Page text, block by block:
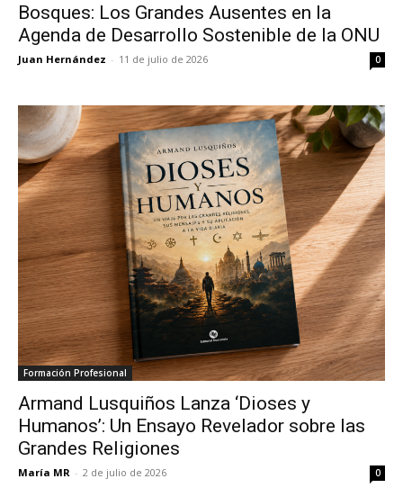
Bosques: Los Grandes Ausentes en la
Agenda de Desarrollo Sostenible de la ONU
Juan Hernández - 11 de julio de 2026 0
Formación Profesional
Armand Lusquiños Lanza ‘Dioses y
Humanos’: Un Ensayo Revelador sobre las
Grandes Religiones
María MR - 2 de julio de 2026 0